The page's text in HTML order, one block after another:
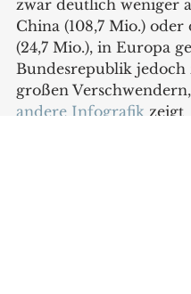
zwar deutlich weniger
China (108,7 Mio.) oder
(24,7 Mio.), in Europa
Bundesrepublik jedoch
großen
andere Infografik zeigt